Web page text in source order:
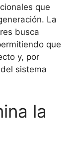
que
La
busca
que
y, por
sistema
la